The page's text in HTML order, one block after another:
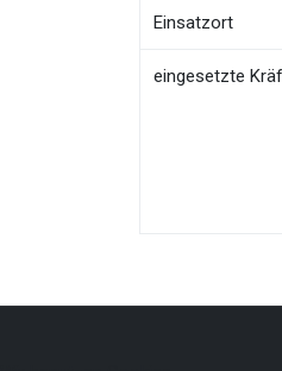
Einsatzort
eingesetzte